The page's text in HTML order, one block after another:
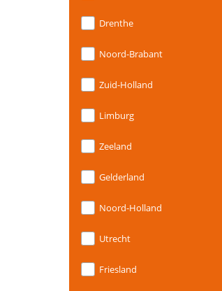
Drenthe
Noord-Brabant
Zuid-Holland
Limburg
Zeeland
Gelderland
Noord-Holland
Utrecht
Friesland